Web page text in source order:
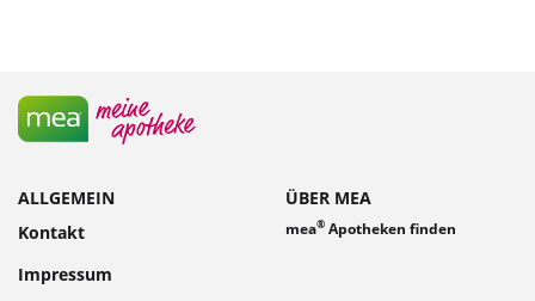
ALLGEMEIN
Kontakt
Impressum
ÜBER MEA
mea® Apotheken finden